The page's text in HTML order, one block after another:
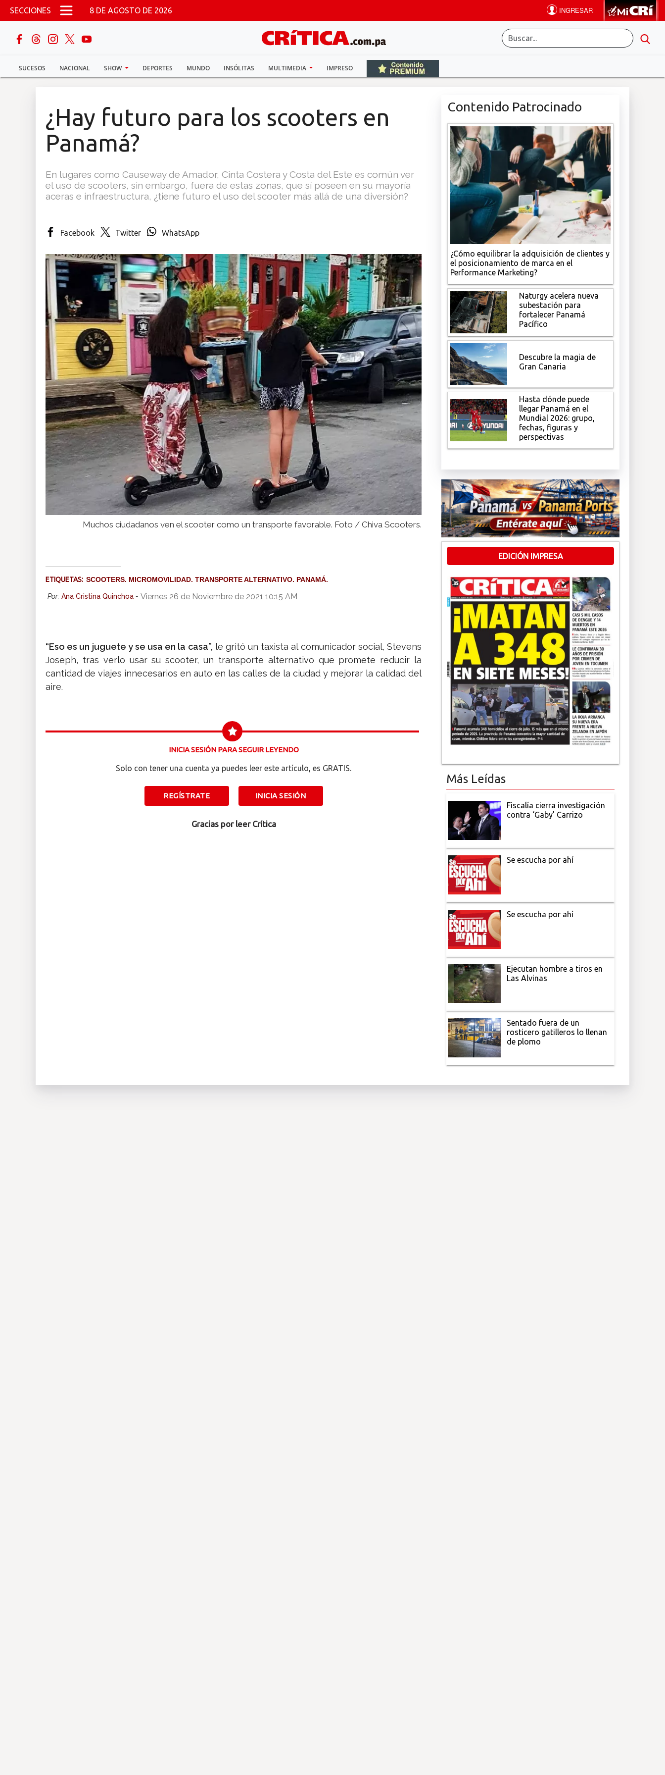
Pasar al contenido principal
SECCIONES 8 DE AGOSTO DE 2026
SUCESOS NACIONAL SHOW DEPORTES MUNDO INSÓLITAS MULTIMEDIA IMPRESO
buscar
Sucesos
Multimedia
¿Hay futuro para los scooters en
Panamá?
En lugares como Causeway de Amador, Cinta Costera y Costa del Este es común ver
el uso de scooters, sin embargo, fuera de estas zonas, que sí poseen en su mayoría
aceras e infraestructura, ¿tiene futuro el uso del scooter más allá de una diversión?
Facebook Twitter WhatsApp
Muchos ciudadanos ven el scooter como un transporte favorable. Foto / Chiva Scooters.
ETIQUETAS: SCOOTERS. MICROMOVILIDAD. TRANSPORTE ALTERNATIVO. PANAMÁ.
Por: Ana Cristina Quinchoa - Viernes 26 de Noviembre de 2021 10:15 AM
“Eso es un juguete y se usa en la casa”, le gritó un taxista al comunicador social, Stevens
Joseph, tras verlo usar su scooter, un transporte alternativo que promete reducir la
cantidad de viajes innecesarios en auto en las calles de la ciudad y mejorar la calidad del
aire.
INICIA SESIÓN PARA SEGUIR LEYENDO
Solo con tener una cuenta ya puedes leer este artículo, es GRATIS.
REGÍSTRATE INICIA SESIÓN
Gracias por leer Crítica
Contenido Patrocinado
¿Cómo equilibrar la adquisición de clientes y
el posicionamiento de marca en el
Performance Marketing?
Naturgy acelera nueva
subestación para
fortalecer Panamá
Pacífico
Descubre la magia de
Gran Canaria
Hasta dónde puede
llegar Panamá en el
Mundial 2026: grupo,
fechas, figuras y
perspectivas
EDICIÓN IMPRESA
Más Leídas
Fiscalía cierra investigación
contra ‘Gaby’ Carrizo
Se escucha por ahí
Se escucha por ahí
Ejecutan hombre a tiros en
Las Alvinas
Sentado fuera de un
rosticero gatilleros lo llenan
de plomo